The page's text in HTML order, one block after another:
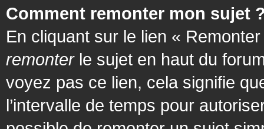
Comment remonter mon sujet
En cliquant sur le lien «
remonterle sujet en haut du
voyez pas ce lien, cela signifie
l’intervalle de temps pour